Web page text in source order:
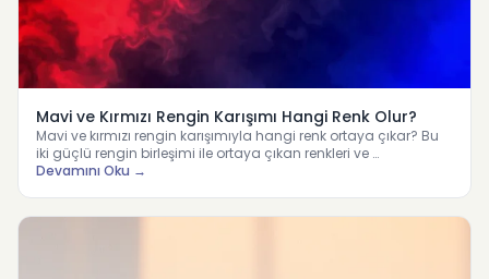
Mavi ve Kırmızı Rengin Karışımı Hangi Renk Olur?
Mavi ve kırmızı rengin karışımıyla hangi renk ortaya çıkar? Bu
iki güçlü rengin birleşimi ile ortaya çıkan renkleri ve …
Devamını Oku →